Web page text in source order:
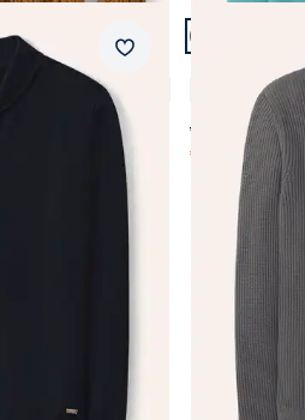
Merkzettel
Artikel 22
Gerippter
ab € 139,99
€ 34,99 (-